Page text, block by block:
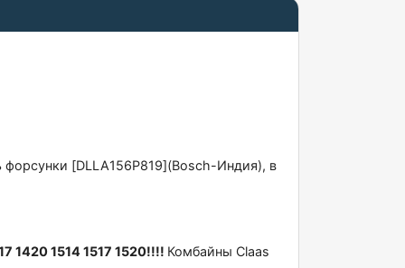
[DLLA156P819](Bosch-Индия), в
1420 1514 1517 1520!!!! Комбайны Claas